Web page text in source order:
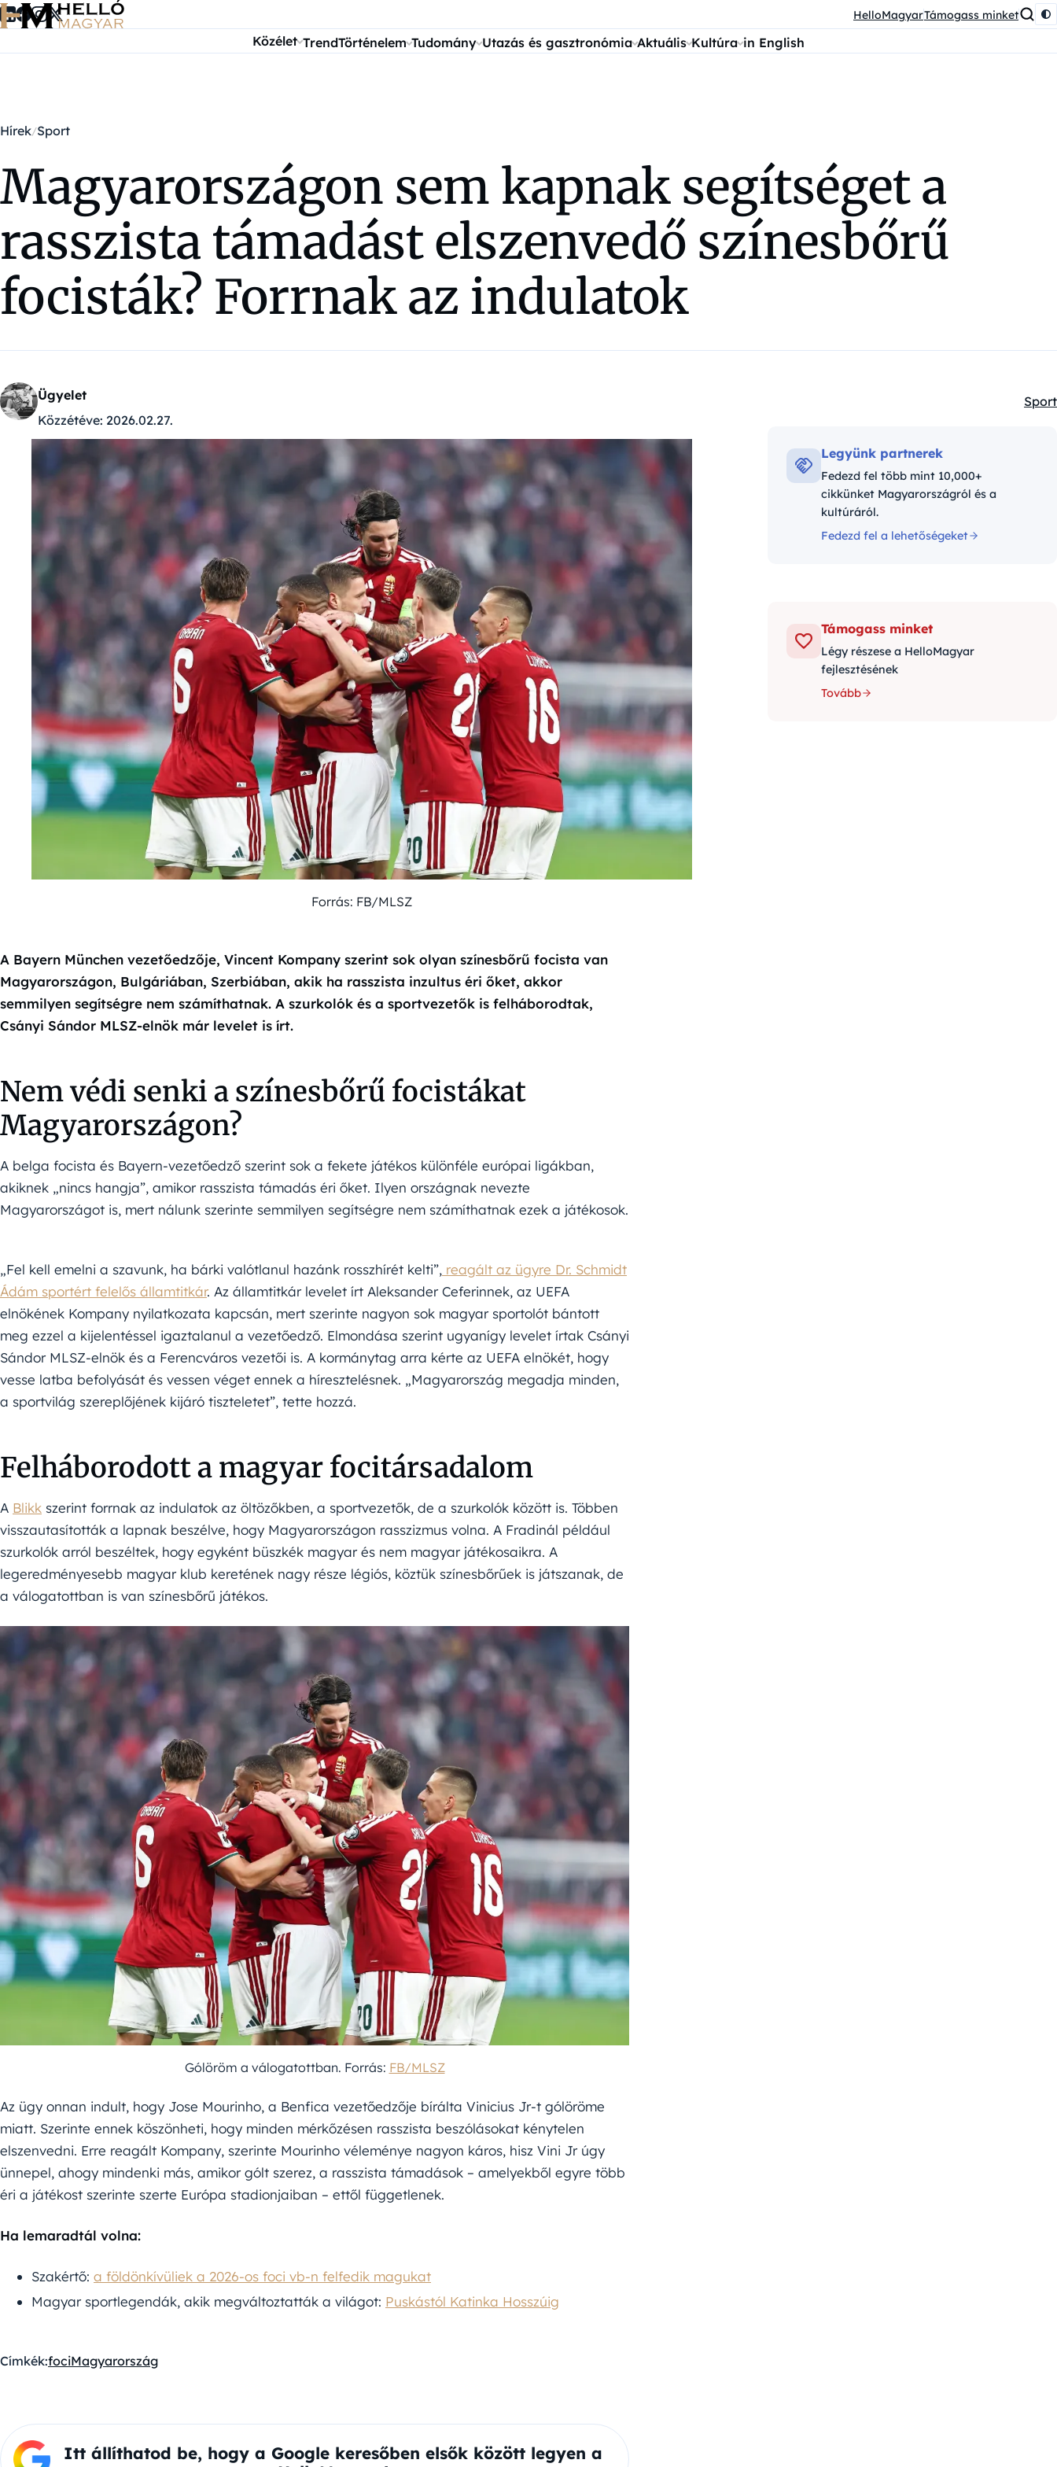
Ugrás a tartalomra HelloMagyarTámogass minket
Közélet TrendTörténelem Tudomány Utazás és gasztronómia Aktuális Kultúra in English
Hírek Sport
Magyarországon sem kapnak segítséget a
rasszista támadást elszenvedő színesbőrű
focisták? Forrnak az indulatok
Ügyelet
Közzétéve: 2026.02.27.
Sport
Forrás: FB/MLSZ
A Bayern München vezetőedzője, Vincent Kompany szerint sok olyan színesbőrű focista van
Magyarországon, Bulgáriában, Szerbiában, akik ha rasszista inzultus éri őket, akkor
semmilyen segítségre nem számíthatnak. A szurkolók és a sportvezetők is felháborodtak,
Csányi Sándor MLSZ-elnök már levelet is írt.
Nem védi senki a színesbőrű focistákat
Magyarországon?
A belga focista és Bayern-vezetőedző szerint sok a fekete játékos különféle európai ligákban,
akiknek „nincs hangja”, amikor rasszista támadás éri őket. Ilyen országnak nevezte
Magyarországot is, mert nálunk szerinte semmilyen segítségre nem számíthatnak ezek a játékosok.
„Fel kell emelni a szavunk, ha bárki valótlanul hazánk rosszhírét kelti”, reagált az ügyre Dr. Schmidt
Ádám sportért felelős államtitkár. Az államtitkár levelet írt Aleksander Ceferinnek, az UEFA
elnökének Kompany nyilatkozata kapcsán, mert szerinte nagyon sok magyar sportolót bántott
meg ezzel a kijelentéssel igaztalanul a vezetőedző. Elmondása szerint ugyanígy levelet írtak Csányi
Sándor MLSZ-elnök és a Ferencváros vezetői is. A kormánytag arra kérte az UEFA elnökét, hogy
vesse latba befolyását és vessen véget ennek a híresztelésnek. „Magyarország megadja minden,
a sportvilág szereplőjének kijáró tiszteletet”, tette hozzá.
Felháborodott a magyar focitársadalom
A Blikk szerint forrnak az indulatok az öltözőkben, a sportvezetők, de a szurkolók között is. Többen
visszautasították a lapnak beszélve, hogy Magyarországon rasszizmus volna. A Fradinál például
szurkolók arról beszéltek, hogy egyként büszkék magyar és nem magyar játékosaikra. A
legeredményesebb magyar klub keretének nagy része légiós, köztük színesbőrűek is játszanak, de
a válogatottban is van színesbőrű játékos.
Gólöröm a válogatottban. Forrás: FB/MLSZ
Az ügy onnan indult, hogy Jose Mourinho, a Benfica vezetőedzője bírálta Vinicius Jr-t gólöröme
miatt. Szerinte ennek köszönheti, hogy minden mérkőzésen rasszista beszólásokat kénytelen
elszenvedni. Erre reagált Kompany, szerinte Mourinho véleménye nagyon káros, hisz Vini Jr úgy
ünnepel, ahogy mindenki más, amikor gólt szerez, a rasszista támadások – amelyekből egyre több
éri a játékost szerinte szerte Európa stadionjaiban – ettől függetlenek.
Ha lemaradtál volna:
Szakértő: a földönkívüliek a 2026-os foci vb-n felfedik magukat
Magyar sportlegendák, akik megváltoztatták a világot: Puskástól Katinka Hosszúig
Címkék:fociMagyarország
Itt állíthatod be, hogy a Google keresőben elsők között legyen a
Legyünk partnerek
Fedezd fel több mint 10,000+
cikkünket Magyarországról és a
kultúráról.
Fedezd fel a lehetőségeket
Támogass minket
Légy részese a HelloMagyar
fejlesztésének
Tovább